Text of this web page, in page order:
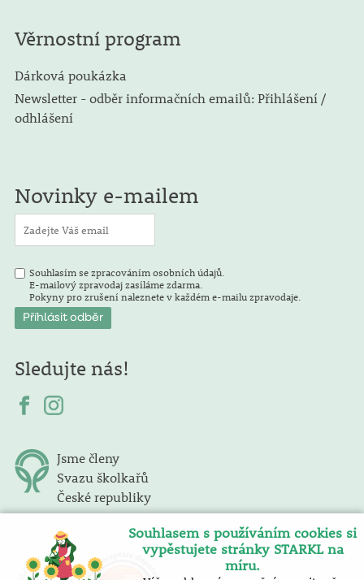
Věrnostní program
Dárková poukázka
Newsletter - odběr informačních emailů: Přihlášení /
odhlášení
Novinky e-mailem
Souhlasím se zpracováním osobních údajů.
E-mailový zpravodaj zasíláme zdarma.
Pokyny pro zrušení naleznete v každém e-mailu zpravodaje.
Sledujte nás!
Jsme členy
Svazu školkařů
České republiky
Souhlasem s používáním cookies si
vypěstujete stránky STARKL na
míru.